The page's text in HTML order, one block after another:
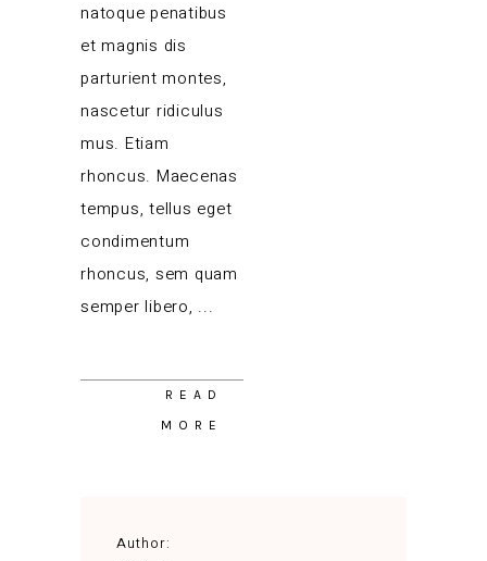
natoque penatibus
et magnis dis
parturient montes,
nascetur ridiculus
mus. Etiam
rhoncus. Maecenas
tempus, tellus eget
condimentum
rhoncus, sem quam
semper libero,
READ
MORE
Author: